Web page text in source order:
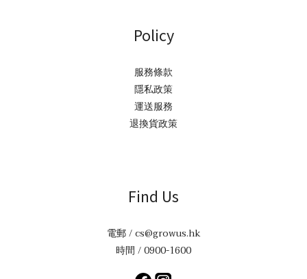
Policy
服務條款
隱私政策
運送服務
退換貨政策
Find Us
電郵 / cs@growus.hk
時間 / 0900-1600